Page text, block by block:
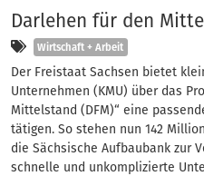
Darlehen für den
Kategorien
Wirtschaft + Arbeit
Der Freistaat Sachsen bietet
Unternehmen (KMU) über das
Mittelstand (DFM)“ eine
tätigen. So stehen nun 142
die Sächsische Aufbaubank zur
schnelle und unkomplizierte